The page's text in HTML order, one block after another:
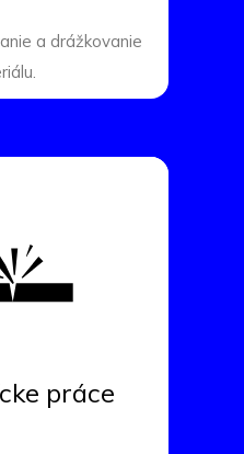
a drážkovanie
práce